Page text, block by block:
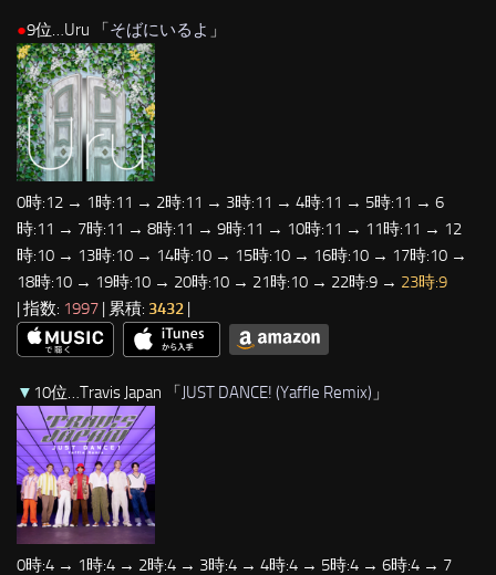
●9位…Uru 「そばにいるよ 」
0時:12 → 1時:11 → 2時:11 → 3時:11 → 4時:11 → 5時:11 → 6
時:11 → 7時:11 → 8時:11 → 9時:11 → 10時:11 → 11時:11 → 12
時:10 → 13時:10 → 14時:10 → 15時:10 → 16時:10 → 17時:10 →
18時:10 → 19時:10 → 20時:10 → 21時:10 → 22時:9 → 23時:9
| 指数: 1997 | 累積: 3432 |
▼ 10位…Travis Japan 「JUST DANCE! (Yaffle Remix) 」
0時:4 → 1時:4 → 2時:4 → 3時:4 → 4時:4 → 5時:4 → 6時:4 → 7